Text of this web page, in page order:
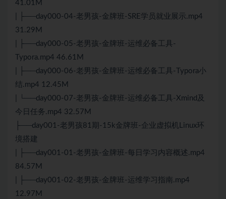
41.01M
| ├──day000-04-老男孩-金牌班-SRE学员就业展示.mp4
31.29M
| ├──day000-05-老男孩-金牌班-运维必备工具-
Typora.mp4 46.61M
| ├──day000-06-老男孩-金牌班-运维必备工具-Typora小
结.mp4 12.45M
| └──day000-07-老男孩-金牌班-运维必备工具-Xmind及
今日任务.mp4 32.57M
├──day001-老男孩81期-15k金牌班-企业虚拟机Linux环
境搭建
| ├──day001-01-老男孩-金牌班-每日学习内容概述.mp4
84.57M
| ├──day001-02-老男孩-金牌班-运维学习指南.mp4
12.97M